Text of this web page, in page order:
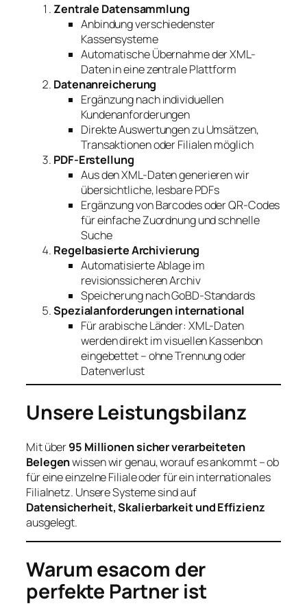
Zentrale Datensammlung
Anbindung verschiedenster
Kassensysteme
Automatische Übernahme der XML-
Daten in eine zentrale Plattform
Datenanreicherung
Ergänzung nach individuellen
Kundenanforderungen
Direkte Auswertungen zu Umsätzen,
Transaktionen oder Filialen möglich
PDF-Erstellung
Aus den XML-Daten generieren wir
übersichtliche, lesbare PDFs
Ergänzung von Barcodes oder QR-Codes
für einfache Zuordnung und schnelle
Suche
Regelbasierte Archivierung
Automatisierte Ablage im
revisionssicheren Archiv
Speicherung nach GoBD-Standards
Spezialanforderungen international
Für arabische Länder: XML-Daten
werden direkt im visuellen Kassenbon
eingebettet – ohne Trennung oder
Datenverlust
Unsere Leistungsbilanz
Mit über95 Millionen sicher verarbeiteten
Belegenwissen wir genau, worauf es ankommt – ob
für eine einzelne Filiale oder für ein internationales
Filialnetz. Unsere Systeme sind auf
Datensicherheit, Skalierbarkeit und Effizienz
ausgelegt.
Warum esacom der
perfekte Partner ist